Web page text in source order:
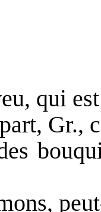
qui
Gr.,